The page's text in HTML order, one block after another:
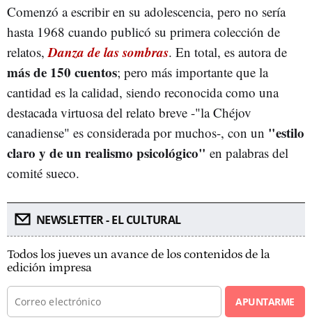
Comenzó a escribir en su adolescencia, pero no sería
hasta 1968 cuando publicó su primera colección de
relatos,Danza de las sombras. En total, es autora de
más de 150 cuentos; pero más importante que la
cantidad es la calidad, siendo reconocida como una
destacada virtuosa del relato breve -"la Chéjov
canadiense" es considerada por muchos-, con un "estilo
claro y de un realismo psicológico" en palabras del
comité sueco.
NEWSLETTER - EL CULTURAL
Todos los jueves un avance de los contenidos de la
edición impresa
APUNTARME